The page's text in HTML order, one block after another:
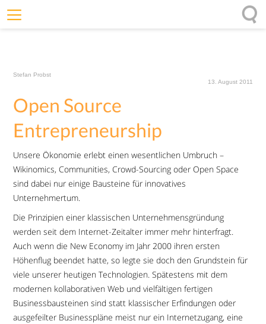
Wirkung
Ursprung
Impulse
Stefan Probst
13. August 2011
Open Source
Entrepreneurship
Unsere Ökonomie erlebt einen wesentlichen Umbruch –
Wikinomics, Communities, Crowd-Sourcing oder Open Space
sind dabei nur einige Bausteine für innovatives
Unternehmertum.
Die Prinzipien einer klassischen Unternehmensgründung
werden seit dem Internet-Zeitalter immer mehr hinterfragt.
Auch wenn die New Economy im Jahr 2000 ihren ersten
Höhenflug beendet hatte, so legte sie doch den Grundstein für
viele unserer heutigen Technologien. Spätestens mit dem
modernen kollaborativen Web und vielfältigen fertigen
Businessbausteinen sind statt klassischer Erfindungen oder
ausgefeilter Businesspläne meist nur ein Internetzugang, eine